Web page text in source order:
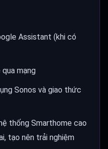
Assistant (khi có
mạng
Sonos và giao thức
thống Smarthome cao
tạo nên trải nghiệm